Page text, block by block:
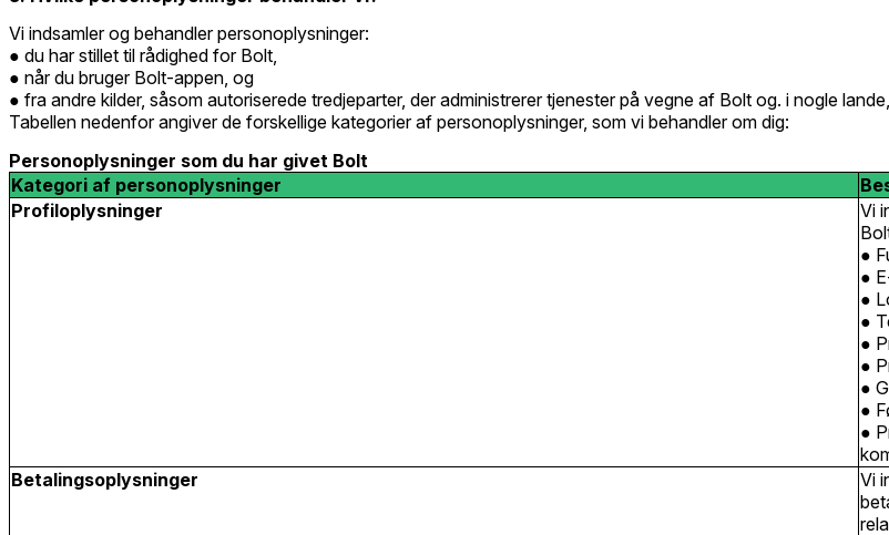
Vi indsamler og behandler personoplysninger:
du har stillet til rådighed for Bolt,
når du bruger Bolt-appen, og
fra andre kilder, såsom autoriserede tredjeparter, der administrerer tjenester på vegne af Bolt og. i nogle
Tabellen nedenfor angiver de forskellige kategorier af personoplysninger, som vi behandler om dig:
Personoplysninger som du har givet Bolt
Kategori af personoplysninger
Profiloplysninger
Vi
Betalingsoplysninger
Vi